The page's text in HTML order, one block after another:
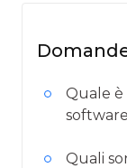
Quale è
Quali